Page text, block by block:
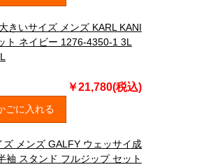
きいサイズ メンズ KARL KANI
ト ネイビー 1276-4350-1 3L
￥21,780(税込)
ごに入れる
ズ メンズ GALFY ウェッサイ成
袖 スタンド フルジップ セット